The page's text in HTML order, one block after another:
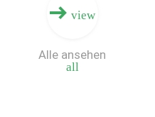
view
all
Alle ansehen